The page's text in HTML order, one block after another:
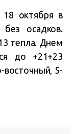
октября в
осадков.
тепла. Днем
до +21+23
восточный, 5-